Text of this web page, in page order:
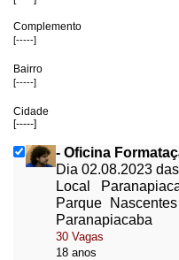
Complemento
[-----]
Bairro
[-----]
Cidade
[-----]
- Oficina
Dia 02.08.2023
Local
Parque
Paranapiacaba
30 Vagas
18 anos